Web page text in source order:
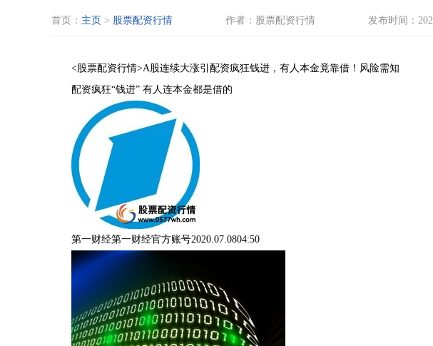
首页： 主页 > 股票配资行情 作者：股票配资行情 发布时间：
<股票配资行情>A股连续大涨引配资疯狂钱进，有人本金竟靠借！风险需知
配资疯狂“钱进” 有人连本金都是借的
第一财经第一财经官方账号2020.07.0804:50